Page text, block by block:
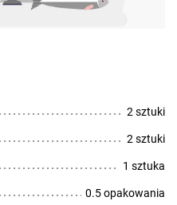
2 sztuki
2 sztuki
1 sztuka
0.5 opakowania